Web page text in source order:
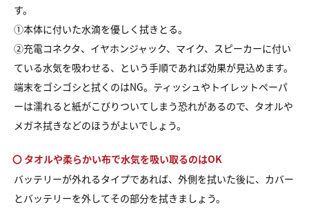
す。
①本体に付いた水滴を優しく拭きとる。
②充電コネクタ、イヤホンジャック、マイク、スピーカーに付い
ている水気を吸わせる、という手順であれば効果が見込めます。
端末をゴシゴシと拭くのはNG。ティッシュやトイレットペーパ
ーは濡れると紙がこびりついてしまう恐れがあるので、タオルや
メガネ拭きなどのほうがよいでしょう。
〇 タオルや柔らかい布で水気を吸い取るのはOK
バッテリーが外れるタイプであれば、外側を拭いた後に、カバー
とバッテリーを外してその部分を拭きましょう。